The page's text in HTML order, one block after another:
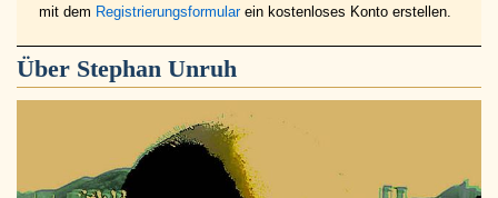
mit dem Registrierungsformularein kostenloses Konto erstellen.
Über Stephan Unruh